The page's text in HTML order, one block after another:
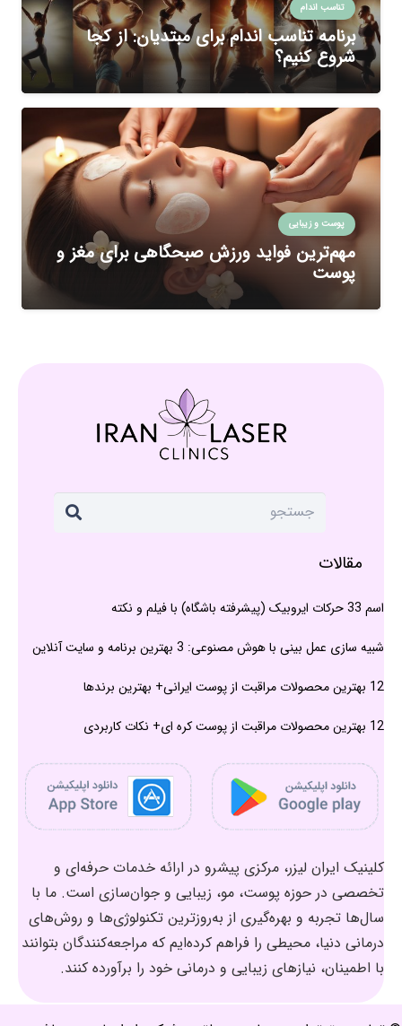
تناسب اندام
برنامه تناسب اندام برای مبتدیان: از کجا
شروع کنیم؟
پوست و زیبایی
مهم‌ترین فواید ورزش صبحگاهی برای مغز و
پوست
مقالات
اسم 33 حرکات ایروبیک (پیشرفته باشگاه) با فیلم و نکته
شبیه سازی عمل بینی با هوش مصنوعی: 3 بهترین برنامه و سایت آنلاین
12 بهترین محصولات مراقبت از پوست ایرانی+ بهترین برندها
12 بهترین محصولات مراقبت از پوست کره ای+ نکات کاربردی
کلینیک ایران لیزر، مرکزی پیشرو در ارائه خدمات حرفه‌ای و
تخصصی در حوزه پوست، مو، زیبایی و جوان‌سازی است. ما با
سال‌ها تجربه و بهره‌گیری از به‌روزترین تکنولوژی‌ها و روش‌های
درمانی دنیا، محیطی را فراهم کرده‌ایم که مراجعه‌کنندگان بتوانند
با اطمینان، نیازهای زیبایی و درمانی خود را برآورده کنند.